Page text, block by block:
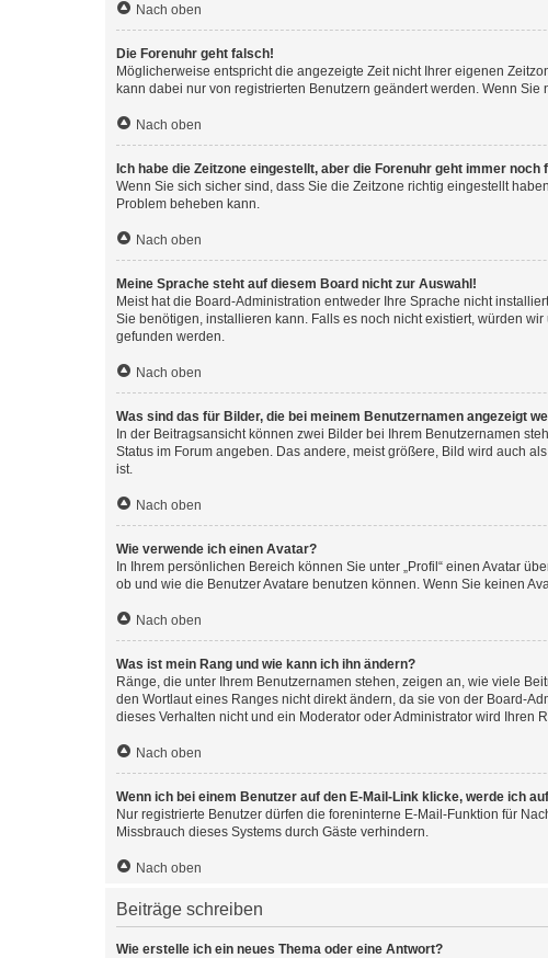
Nach oben
Die Forenuhr geht falsch!
Möglicherweise entspricht die angezeigte Zeit nicht Ihrer eigenen
kann dabei nur von registrierten Benutzern geändert werden. Wenn
Nach oben
Ich habe die Zeitzone eingestellt, aber die Forenuhr geht immer noch
Wenn Sie sich sicher sind, dass Sie die Zeitzone richtig eingestellt
Problem beheben kann.
Nach oben
Meine Sprache steht auf diesem Board nicht zur Auswahl!
Meist hat die Board-Administration entweder Ihre Sprache nicht
Sie benötigen, installieren kann. Falls es noch nicht existiert, würden
gefunden werden.
Nach oben
Was sind das für Bilder, die bei meinem Benutzernamen angezeigt
In der Beitragsansicht können zwei Bilder bei Ihrem Benutzernamen
Status im Forum angeben. Das andere, meist größere, Bild wird auch
ist.
Nach oben
Wie verwende ich einen Avatar?
In Ihrem persönlichen Bereich können Sie unter „Profil“ einen Avatar
ob und wie die Benutzer Avatare benutzen können. Wenn Sie keinen
Nach oben
Was ist mein Rang und wie kann ich ihn ändern?
Ränge, die unter Ihrem Benutzernamen stehen, zeigen an, wie viele
den Wortlaut eines Ranges nicht direkt ändern, da sie von der Board-
dieses Verhalten nicht und ein Moderator oder Administrator wird Ihren
Nach oben
Wenn ich bei einem Benutzer auf den E-Mail-Link klicke, werde ich
Nur registrierte Benutzer dürfen die foreninterne E-Mail-Funktion für
Missbrauch dieses Systems durch Gäste verhindern.
Nach oben
Beiträge schreiben
Wie erstelle ich ein neues Thema oder eine Antwort?